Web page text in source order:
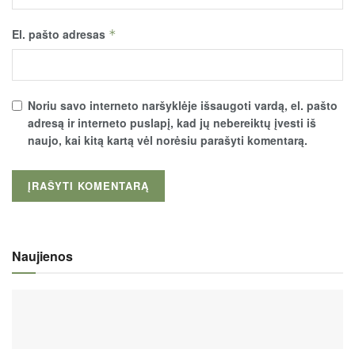
El. pašto adresas *
Noriu savo interneto naršyklėje išsaugoti vardą, el. pašto
adresą ir interneto puslapį, kad jų nebereiktų įvesti iš
naujo, kai kitą kartą vėl norėsiu parašyti komentarą.
Naujienos